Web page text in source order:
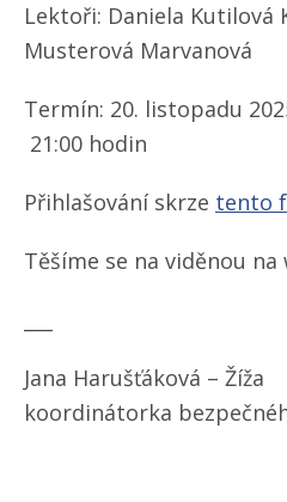
Lektoři: Daniela Kutilová
Musterová Marvanová
Termín: 20. listopadu
21:00 hodin
Přihlašování skrze tento
Těšíme se na viděnou
Jana Harušťáková – Žíža
koordinátorka